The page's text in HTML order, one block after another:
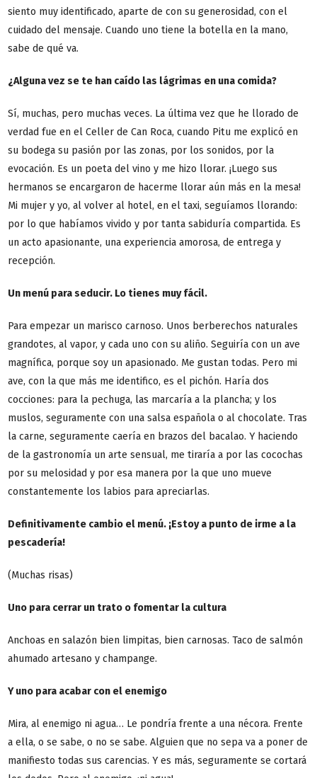
siento muy identificado, aparte de con su generosidad, con el
cuidado del mensaje. Cuando uno tiene la botella en la mano,
sabe de qué va.
¿Alguna vez se te han caído las lágrimas en una comida?
Sí, muchas, pero muchas veces. La última vez que he llorado de
verdad fue en el Celler de Can Roca, cuando Pitu me explicó en
su bodega su pasión por las zonas, por los sonidos, por la
evocación. Es un poeta del vino y me hizo llorar. ¡Luego sus
hermanos se encargaron de hacerme llorar aún más en la mesa!
Mi mujer y yo, al volver al hotel, en el taxi, seguíamos llorando:
por lo que habíamos vivido y por tanta sabiduría compartida. Es
un acto apasionante, una experiencia amorosa, de entrega y
recepción.
Un menú para seducir. Lo tienes muy fácil.
Para empezar un marisco carnoso. Unos berberechos naturales
grandotes, al vapor, y cada uno con su aliño. Seguiría con un ave
magnífica, porque soy un apasionado. Me gustan todas. Pero mi
ave, con la que más me identifico, es el pichón. Haría dos
cocciones: para la pechuga, las marcaría a la plancha; y los
muslos, seguramente con una salsa española o al chocolate. Tras
la carne, seguramente caería en brazos del bacalao. Y haciendo
de la gastronomía un arte sensual, me tiraría a por las cocochas
por su melosidad y por esa manera por la que uno mueve
constantemente los labios para apreciarlas.
Definitivamente cambio el menú. ¡Estoy a punto de irme a la
pescadería!
(Muchas risas)
Uno para cerrar un trato o fomentar la cultura
Anchoas en salazón bien limpitas, bien carnosas. Taco de salmón
ahumado artesano y champange.
Y uno para acabar con el enemigo
Mira, al enemigo ni agua… Le pondría frente a una nécora. Frente
a ella, o se sabe, o no se sabe. Alguien que no sepa va a poner de
manifiesto todas sus carencias. Y es más, seguramente se cortará